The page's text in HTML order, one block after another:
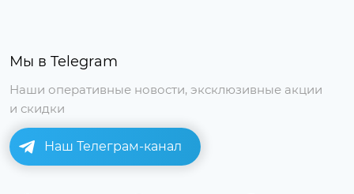
Мы в Telegram
Наши оперативные новости, эксклюзивные акции
и скидки
Наш Телеграм-канал